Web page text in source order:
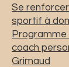
Se
sportif à
coach
Grimaud